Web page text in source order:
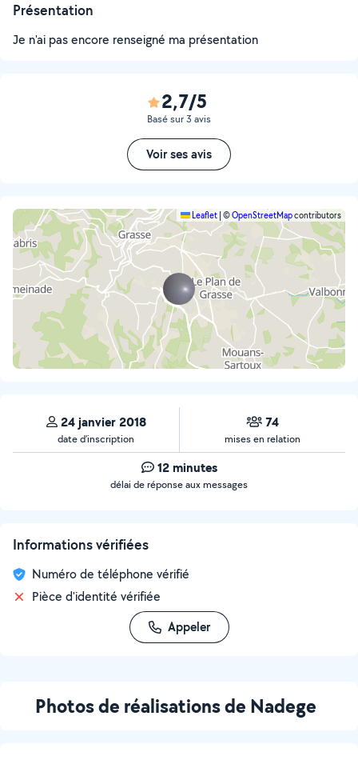
Présentation
Je n'ai pas encore renseigné ma présentation
2,7/5
Basé sur 3 avis
Voir ses avis
Leaflet ©OpenStreetMapcontributors
24 janvier 2018
date d’inscription
74
mises en relation
12 minutes
délai de réponse aux messages
Informations vérifiées
Numéro de téléphone vérifié
Pièce d'identité vérifiée
Appeler
Photos de réalisations de Nadege